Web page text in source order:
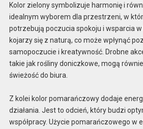
Kolor zielony symbolizuje harmonię i
idealnym wyborem dla przestrzeni, w
potrzebują poczucia spokoju i wsparcia
kojarzy się z naturą, co może wpłynąć
samopoczucie i kreatywność. Drobne
takie jak rośliny doniczkowe, mogą
świeżość do biura.
Z kolei kolor pomarańczowy dodaje
działania. Jest to odcień, który budzi
współpracy. Użycie pomarańczowego w